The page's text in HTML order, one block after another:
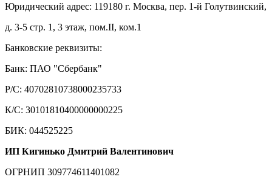
Юридический адрес: 119180 г. Москва, пер. 1-й Голутвинский,
д. 3-5 стр. 1, 3 этаж, пом.II, ком.1
Банковские реквизиты:
Банк: ПАО "Сбербанк"
Р/С: 40702810738000235733
К/С: 30101810400000000225
БИК: 044525225
ИП Кигинько Дмитрий Валентинович
ОГРНИП 309774611401082